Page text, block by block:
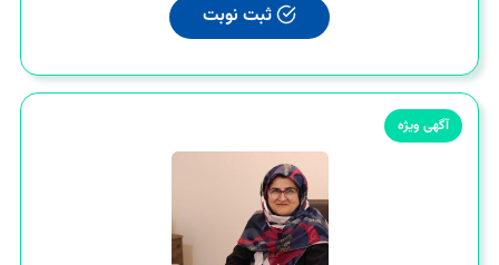
ثبت نوبت
آگهی ویژه